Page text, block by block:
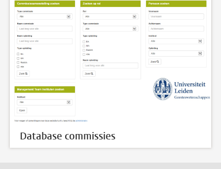
Database commissies